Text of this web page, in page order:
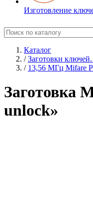
Изготовление
Каталог
/ Заготовки
/ 13,56 МГц Mifare
Заготовка
unlock»